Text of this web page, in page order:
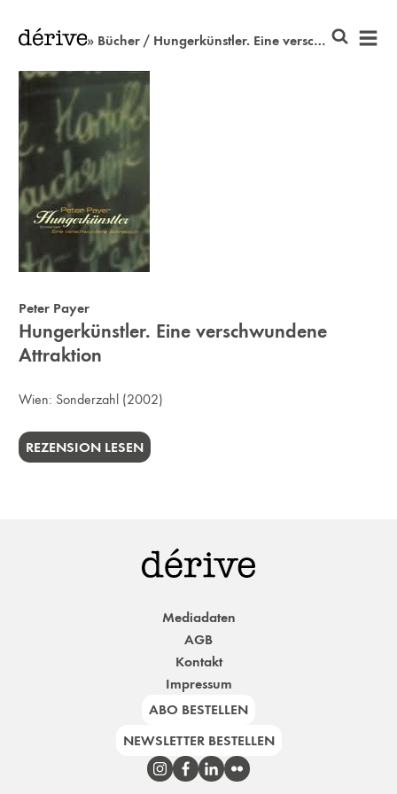
» Bücher / Hungerkünstler. Eine verschwundene Attraktion
Peter Payer
Hungerkünstler. Eine verschwundene
Attraktion
Wien: Sonderzahl (2002)
REZENSION LESEN
Mediadaten
AGB
Kontakt
Impressum
ABO BESTELLEN
NEWSLETTER BESTELLEN